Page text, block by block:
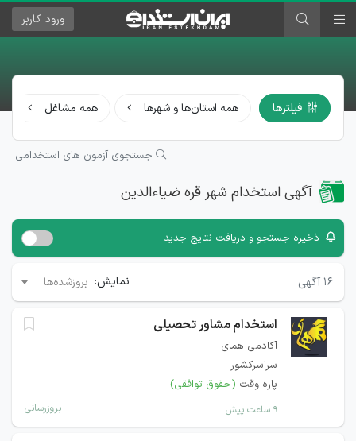
ورود کاربر
فیلترها همه استان‌ها و شهرها همه مشاغل
جستجوی آزمون های استخدامی
آگهی استخدام شهر قره ضیاءالدین
ذخیره جستجو و دریافت نتایج جدید
۱۶ آگهی نمایش: بروزشده‌ها
استخدام مشاور تحصیلی
آکادمی همای
سراسرکشور
پاره وقت (حقوق توافقی)
۹ ساعت پیش بروزرسانی